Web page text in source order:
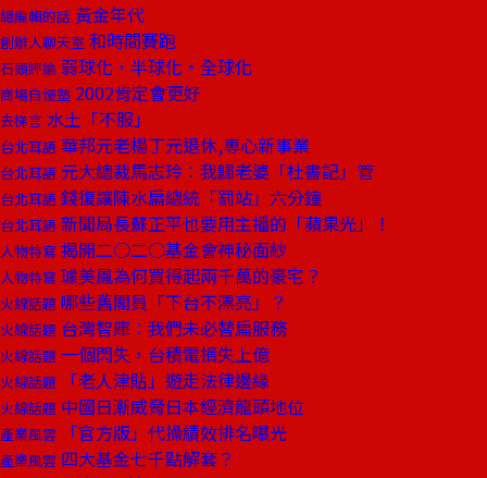
總編輯的話 黃金年代
創辦人聊天室 和時間賽跑
石頭評論 弱球化‧半球化‧全球化
商場自慢塾 2002肯定會更好
去梯言 水土「不服」
台北耳語 華邦元老楊丁元退休,專心新事業
台北耳語 元大總裁馬志玲︰我歸老婆「杜書記」管
台北耳語 錢復讓陳水扁總統「罰站」六分鐘
台北耳語 新聞局長蘇正平也要用主播的「蘋果光」！
人物特寫 揭開二○二○基金會神秘面紗
人物特寫 璩美鳳為何買得起兩千萬的豪宅？
火線話題 哪些舊閣員「下台不漂亮」？
火線話題 台灣智庫：我們未必替扁服務
火線話題 一個閃失，台積電損失上億
火線話題 「老人津貼」遊走法律邊緣
火線話題 中國日漸威脅日本經濟龍頭地位
產業風雲 「官方版」代操績效排名曝光
產業風雲 四大基金七千點解套？